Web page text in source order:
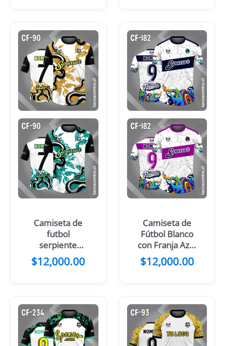
Camiseta de
futbol
serpiente
blanco negro
$12,000.00
Camiseta de
Fútbol Blanco
con Franja Azul
noche Cruzada
en el Pecho
$12,000.00